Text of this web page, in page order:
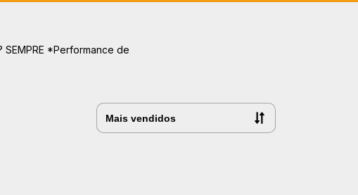
*Performance de